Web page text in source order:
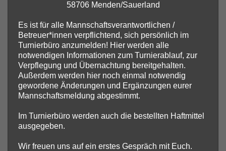
58706 Menden/Sauerland
Es ist für alle Mannschaftsverantwortlichen /
Betreuer*innen verpflichtend, sich persönlich im
Turnierbüro anzumelden! Hier werden alle
notwendigen Informationen zum Turnierablauf, zur
Verpflegung und Übernachtung bereitgehalten.
Außerdem werden hier noch einmal notwendig
gewordene Änderungen und Ergänzungen eurer
Mannschaftsmeldung abgestimmt.
Im Turnierbüro werden auch die bestellten Haftmittel
ausgegeben.
Wir freuen uns auf ein erstes Gespräch mit Euch.